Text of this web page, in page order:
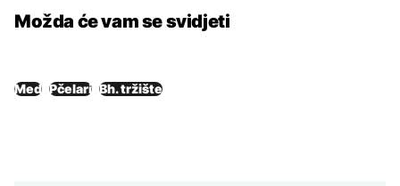
Možda će vam se svidjeti
Med Pčelari Bh. tržište